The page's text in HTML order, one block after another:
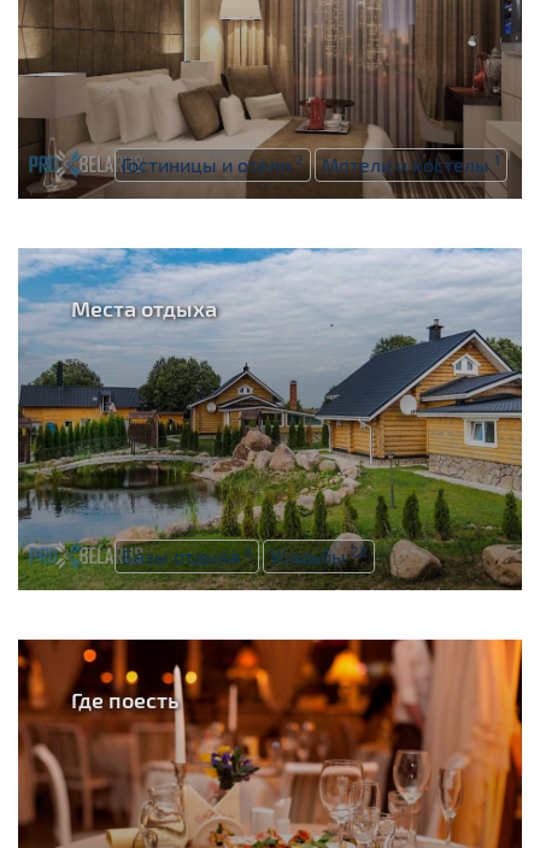
Гостиницы и отели2 Мотели и хостелы 1
Места отдыха
Базы отдыха 5 Усадьбы22
Где поесть